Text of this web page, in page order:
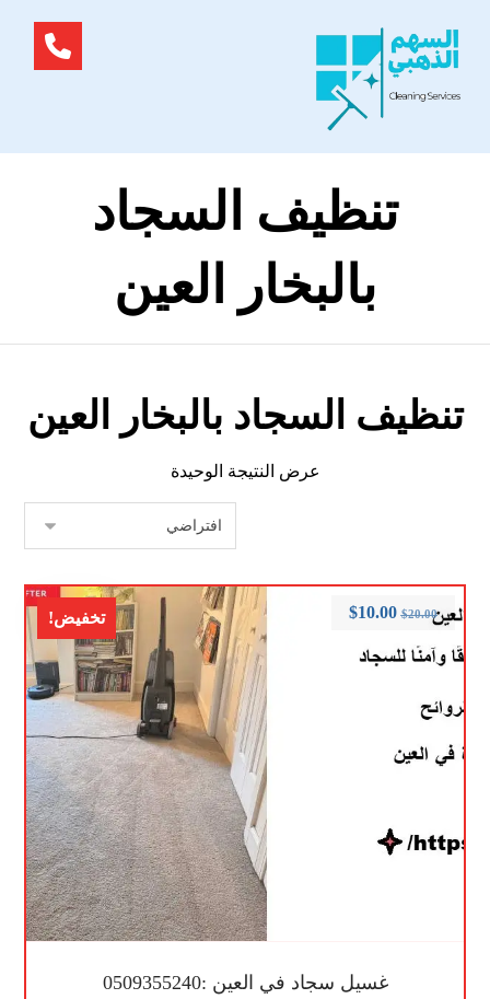
تنظيف السجاد
بالبخار العين
تنظيف السجاد بالبخار العين
عرض النتيجة الوحيدة
تخفيض!
غسيل سجاد في العين :0509355240
$20.00
$10.00